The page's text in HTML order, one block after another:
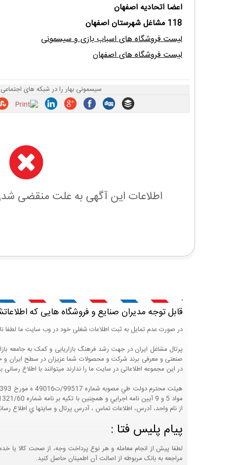
اعضا اتحادیه اصفهان
118 مشاغل شهرستان اصفهان
لیست فروشگاه های اسباب بازی و سیسمونی
لیست فروشگاه های اصفهان
سیسمونی بهار را در شبکه های
اطلاعات این آگهی به علت منقضی
قابل توجه مدیران صنایع و فروشگاه هایی که
در صورت عدم تمایل به ثبت اطلاعات شغلی خود در وب سایت ما لطفا
صنعتی و معرفی برند شرکت و محصولات شما عزیزان در سطح ایران و
در این مجموعه اطلاعاتی در سایت ما را ندارند میتوانند با اطلاع
از نام واحد، آدرس، اطلاعات تماس ، آدرس پرتال و سايتها ي اطلاع
پیام پلیس فتا :
لطفا پیش از انجام معامله و هر نوع پرداخت وجه، از صحت کالا یا
مراجعه به بانک مربوطه از اصالت آن اطمینان حاصل کنید.